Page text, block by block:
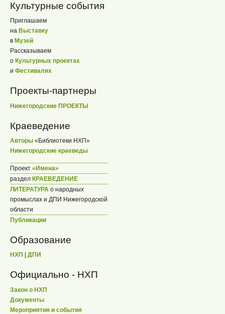
Культурные события
Приглашаем
на Выставку
в Музей
Рассказываем
о Культурных проектах
и Фестивалях
Проекты-партнеры
Нижегородские ПРОЕКТЫ
Краеведение
Авторы «Библиотеки НХП»
Нижегородские краеведы
Проект «Имена»
раздел КРАЕВЕДЕНИЕ
ЛИТЕРАТУРА о народных
промыслах и ДПИ Нижегородской
области
Публикации
Образование
НХП ДПИ
Официально - НХП
Закон о НХП
Документы
Мероприятия и события